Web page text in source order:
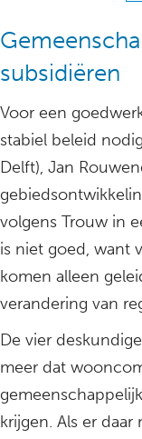
subsidiëren
Voor een
stabiel beleid
Delft), Jan
volgens Trouw in
is niet goed, want
komen alleen
verandering van
De vier
meer dat
krijgen. Als er